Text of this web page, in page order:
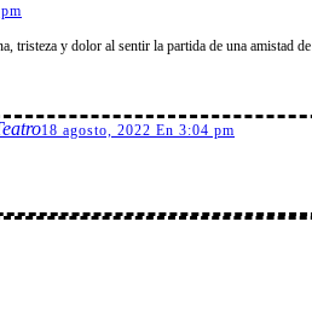
tristeza y dolor al sentir la partida de una amistad de
18 agosto, 2022 En 3:04 pm